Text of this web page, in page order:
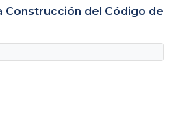
Construcción del Código de